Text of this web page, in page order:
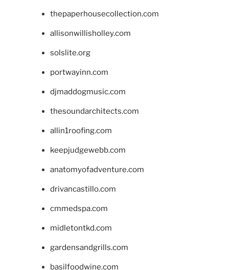
thepaperhousecollection.com
allisonwillisholley.com
solslite.org
portwayinn.com
djmaddogmusic.com
thesoundarchitects.com
allin1roofing.com
keepjudgewebb.com
anatomyofadventure.com
drivancastillo.com
cmmedspa.com
midletontkd.com
gardensandgrills.com
basilfoodwine.com